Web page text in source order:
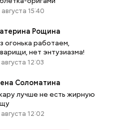
15:40
Рощина
огонька работаем,
нет энтузиазма!
12:03
Соломатина
лучше не есть жирную
12:02